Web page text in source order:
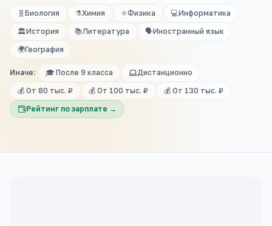
🧬 Биология ⚗️Химия ⚛️Физика 💻Информатика
🏛️История 📚Литература 🗣️Иностранный язык
🌍География
Иначе: 🎓 После 9 класса
Дистанционно
💰 От 80 тыс. ₽
💰 От 100 тыс. ₽
💰 От 130 тыс. ₽
Рейтинг по зарплате →